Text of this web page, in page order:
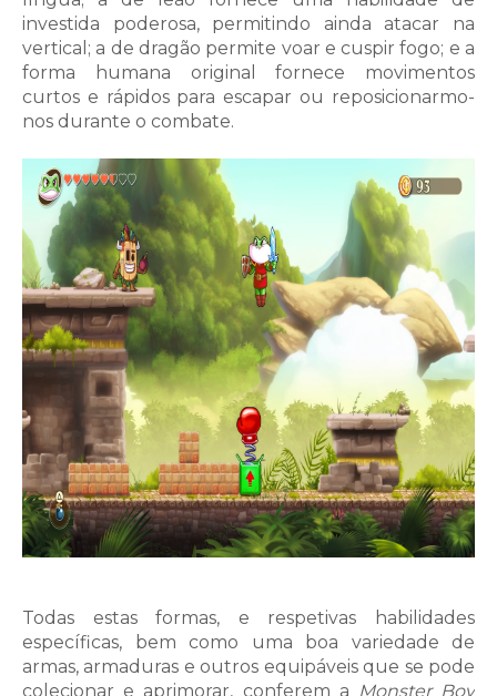
investida poderosa, permitindo ainda atacar na
vertical; a de dragão permite voar e cuspir fogo; e a
forma humana original fornece movimentos
curtos e rápidos para escapar ou reposicionarmo-
nos durante o combate.
Todas estas formas, e respetivas habilidades
específicas, bem como uma boa variedade de
armas, armaduras e outros equipáveis que se pode
colecionar e aprimorar, conferem a Monster Boy